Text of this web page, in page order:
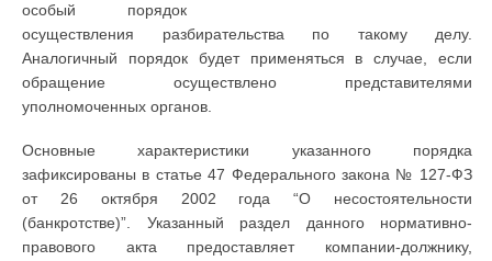
особый порядок
осуществления разбирательства по такому делу.
Аналогичный порядок будет применяться в случае, если
обращение осуществлено представителями
уполномоченных органов.
Основные характеристики указанного порядка
зафиксированы в статье 47 Федерального закона № 127-ФЗ
от 26 октября 2002 года “О несостоятельности
(банкротстве)”. Указанный раздел данного нормативно-
правового акта предоставляет компании-должнику,